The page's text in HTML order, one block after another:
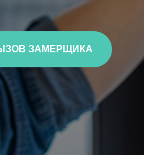
ЗАМЕРЩИКА